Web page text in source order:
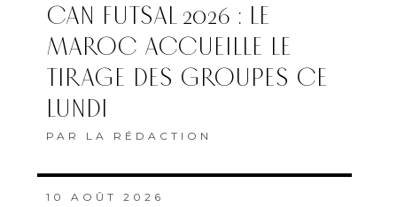
CAN FUTSAL 2026 : LE
MAROC ACCUEILLE LE
TIRAGE DES GROUPES CE
LUNDI
PAR LA RÉDACTION
10 AOÛT 2026